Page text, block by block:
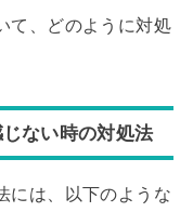
て、どのように対処
ない時の対処法
には、以下のような